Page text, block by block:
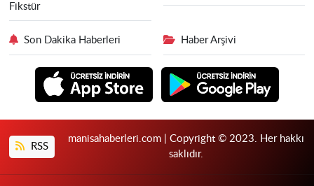
Fikstür
Son Dakika Haberleri Haber Arşivi
RSS
manisahaberleri.com | Copyright © 2023. Her hakkı
saklıdır.